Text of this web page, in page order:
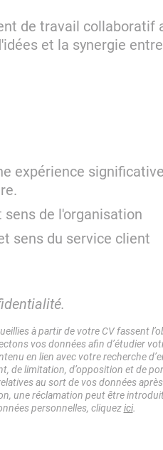
de travail collaboratif
et la synergie
expérience
de l'organisation
sens du service client
à partir de votre CV fassent
vos données afin d’étudier
en lien avec votre recherche
de limitation, d’opposition et de
au sort de vos données
une réclamation peut être
personnelles, cliquezici.